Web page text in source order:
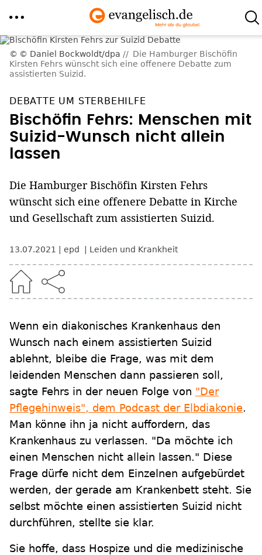
Direkt
zum
Inhalt
© Daniel Bockwoldt/dpa
Die Hamburger Bischöfin
Kirsten Fehrs wünscht sich eine offenere Debatte zum
assistierten Suizid.
DEBATTE UM STERBEHILFE
Bischöfin Fehrs: Menschen mit
Suizid-Wunsch nicht allein
lassen
Die Hamburger Bischöfin Kirsten Fehrs
wünscht sich eine offenere Debatte in Kirche
und Gesellschaft zum assistierten Suizid.
13.07.2021 epd Leiden und Krankheit
Wenn ein diakonisches Krankenhaus den
Wunsch nach einem assistierten Suizid
ablehnt, bleibe die Frage, was mit dem
leidenden Menschen dann passieren soll,
sagte Fehrs in der neuen Folge von "Der
Pflegehinweis", dem Podcast der Elbdiakonie.
Man könne ihn ja nicht auffordern, das
Krankenhaus zu verlassen. "Da möchte ich
einen Menschen nicht allein lassen." Diese
Frage dürfe nicht dem Einzelnen aufgebürdet
werden, der gerade am Krankenbett steht. Sie
selbst möchte einen assistierten Suizid nicht
durchführen, stellte sie klar.
Sie hoffe, dass Hospize und die medizinische